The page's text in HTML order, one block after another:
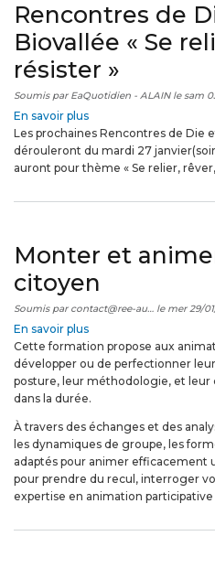
Rencontres de
Biovallée « Se
résister »
Soumis par EaQuotidien - ALAINlesam
En savoir plus
Rencontres
de
Die
de
«
relier,
rêver,
»
Les prochaines Rencontres de Die
dérouleront du mardi 27
auront pour thème « Se relier,
Monter et
citoyen
Soumis par contact@ree-au… le mer 29/
En savoir plus
Monter
et
animer
un
citoyen
Cette formation propose aux
développer ou de perfectionner
posture, leur méthodologie, et leur
dans la durée.
À travers des échanges et des
les dynamiques de groupe, les
adaptés pour animer efficacement
pour prendre du recul, interroger
expertise en animation